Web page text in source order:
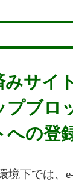
みサイ
プブロ
への登
境下では、